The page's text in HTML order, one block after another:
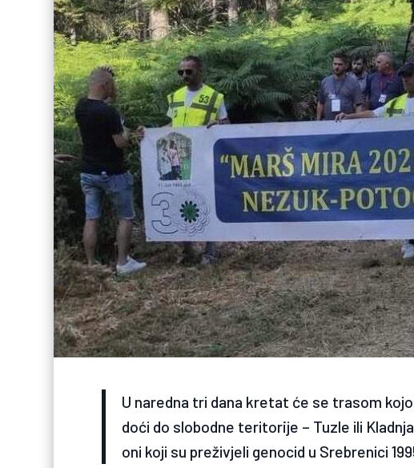
U naredna tri dana kretat će se trasom
doći do slobodne teritorije – Tuzle ili
oni koji su preživjeli genocid u Srebrenici